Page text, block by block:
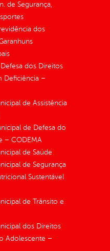
de Segurança,
dos
dos Direitos
Deficiência –
de Assistência
de Defesa do
– CODEMA
de Saúde
de Segurança
Sustentável
de Trânsito e
dos Direitos
Adolescente –